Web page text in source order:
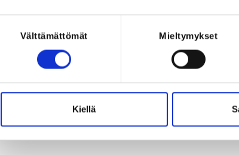
Välttämättömät Mieltymykset
Kiellä